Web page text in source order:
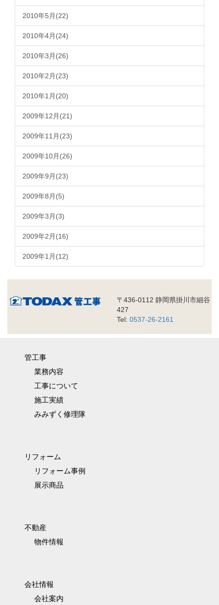
2010年5月(22)
2010年4月(24)
2010年3月(26)
2010年2月(23)
2010年1月(20)
2009年12月(21)
2009年11月(23)
2009年10月(26)
2009年9月(23)
2009年8月(5)
2009年3月(3)
2009年2月(16)
2009年1月(12)
〒436-0112 静岡県掛川市細谷
427
Tel: 0537-26-2161
管工事
業務内容
工事について
施工実績
みみずく修理隊
リフォーム
リフォーム事例
展示商品
不動産
物件情報
会社情報
会社案内